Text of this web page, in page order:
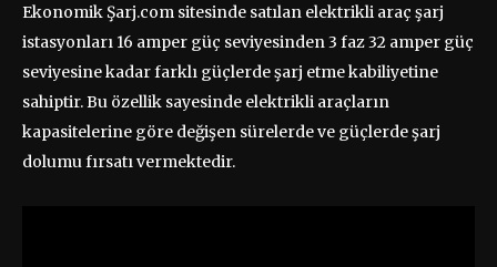
Ekonomik Şarj.com sitesinde satılan elektrikli araç şarj
istasyonları 16 amper güç seviyesinden 3 faz 32 amper güç
seviyesine kadar farklı güçlerde şarj etme kabiliyetine
sahiptir. Bu özellik sayesinde elektrikli araçların
kapasitelerine göre değişen sürelerde ve güçlerde şarj
dolumu fırsatı vermektedir.